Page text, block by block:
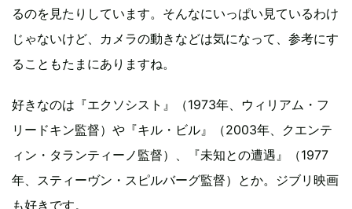
るのを見たりしています。そんなにいっぱい見ているわけ
じゃないけど、カメラの動きなどは気になって、参考にす
ることもたまにありますね。
好きなのは『エクソシスト』（1973年、ウィリアム・フ
リードキン監督）や『キル・ビル』（2003年、クエンテ
ィン・タランティーノ監督）、『未知との遭遇』（1977
年、スティーヴン・スピルバーグ監督）とか。ジブリ映画
も好きです。